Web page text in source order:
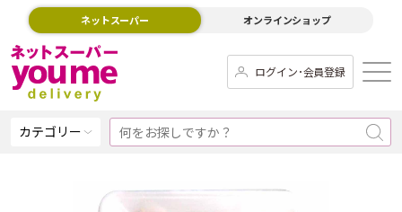
ネットスーパー オンラインショップ
ログイン･会員登録
カテゴリー